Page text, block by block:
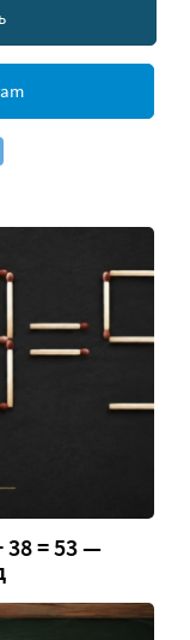
38 = 53 —